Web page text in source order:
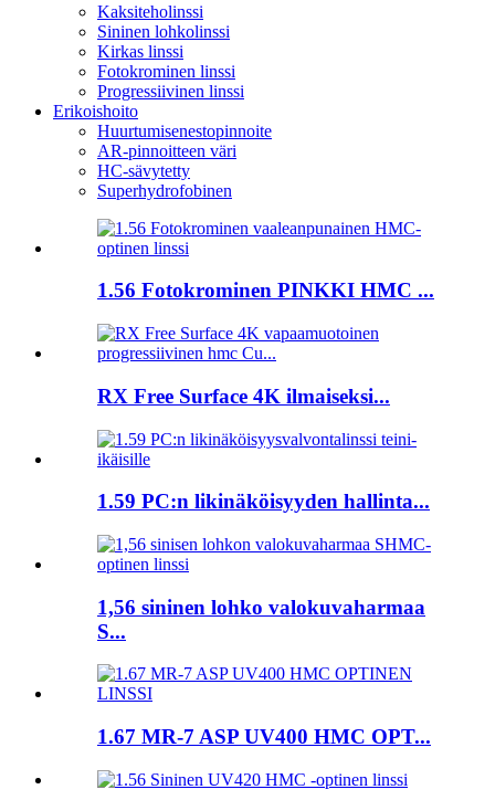
Kaksiteholinssi
Sininen lohkolinssi
Kirkas linssi
Fotokrominen linssi
Progressiivinen linssi
Erikoishoito
Huurtumisenestopinnoite
AR-pinnoitteen väri
HC-sävytetty
Superhydrofobinen
1.56 Fotokrominen PINKKI HMC ...
RX Free Surface 4K ilmaiseksi...
1.59 PC:n likinäköisyyden hallinta...
1,56 sininen lohko valokuvaharmaa
S...
1.67 MR-7 ASP UV400 HMC OPT...